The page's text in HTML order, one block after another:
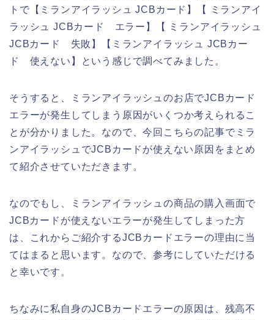
トで【ミランアイラッシュ JCBカード】【 ミランアイ
ラッシュ JCBカード エラー】【 ミランアイラッシュ
JCBカード 失敗】【ミランアイラッシュ JCBカー
ド 使えない】という感じで調べてみました。
そうすると、ミランアイラッシュのお店でJCBカード
エラーが発生してしまう原因がいくつか考えられるこ
とが分かりました。なので、今回こちらの記事でミラ
ンアイラッシュでJCBカードが使えない原因をまとめ
て紹介させていただきます。
なのでもし、ミランアイラッシュの商品の購入画面で
JCBカードが使えないエラーが発生してしまった方
は、これからご紹介するJCBカードエラーの理由に当
てはまると思います。なので、参考にしていただける
と幸いです。
ちなみに私自身のJCBカードエラーの原因は、残高不